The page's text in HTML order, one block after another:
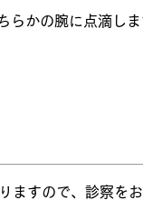
らかの腕に点滴しま
ますので、診察を